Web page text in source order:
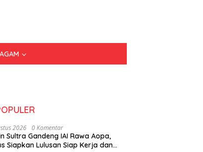
2026 0 Komentar
Sultra Gandeng IAI Rawa Aopa,
Siapkan Lulusan Siap Kerja dan